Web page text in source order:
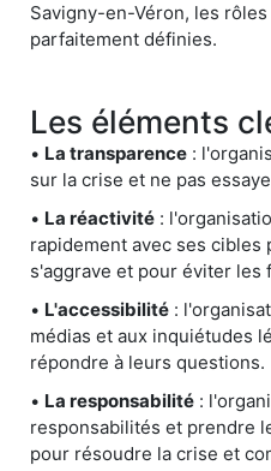
Savigny-en-Véron, les
parfaitement définies.
Les éléments
• La transparence :
sur la crise et ne pas
• La réactivité :
rapidement avec ses
s'aggrave et pour éviter les
• L'accessibilité :
médias et aux inquiétudes
répondre à leurs questions.
• La responsabilité :
responsabilités et prendre
pour résoudre la crise et